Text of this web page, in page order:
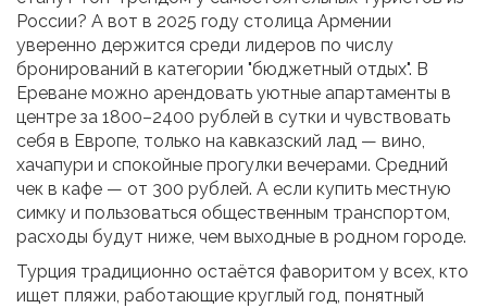
России? А вот в 2025 году столица Армении
уверенно держится среди лидеров по числу
бронирований в категории "бюджетный отдых". В
Ереване можно арендовать уютные апартаменты в
центре за 1800–2400 рублей в сутки и чувствовать
себя в Европе, только на кавказский лад — вино,
хачапури и спокойные прогулки вечерами. Средний
чек в кафе — от 300 рублей. А если купить местную
симку и пользоваться общественным транспортом,
расходы будут ниже, чем выходные в родном городе.
Турция традиционно остаётся фаворитом у всех, кто
ищет пляжи, работающие круглый год, понятный